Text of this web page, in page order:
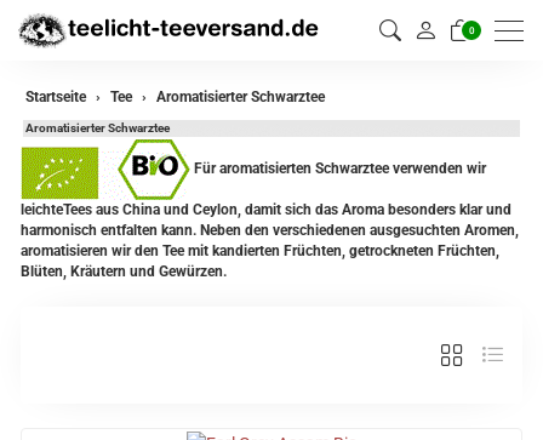
0
zurück
Darjeeling Tee
Assam Tee
Ceylon Tee
Startseite Tee Aromatisierter Schwarztee
Aromatisierter Schwarztee
Für aromatisierten Schwarztee verwenden wir
leichteTees aus China und Ceylon, damit sich das Aroma besonders klar und
harmonisch entfalten kann. Neben den verschiedenen ausgesuchten Aromen,
aromatisieren wir den Tee mit kandierten Früchten, getrockneten Früchten,
Blüten, Kräutern und Gewürzen.